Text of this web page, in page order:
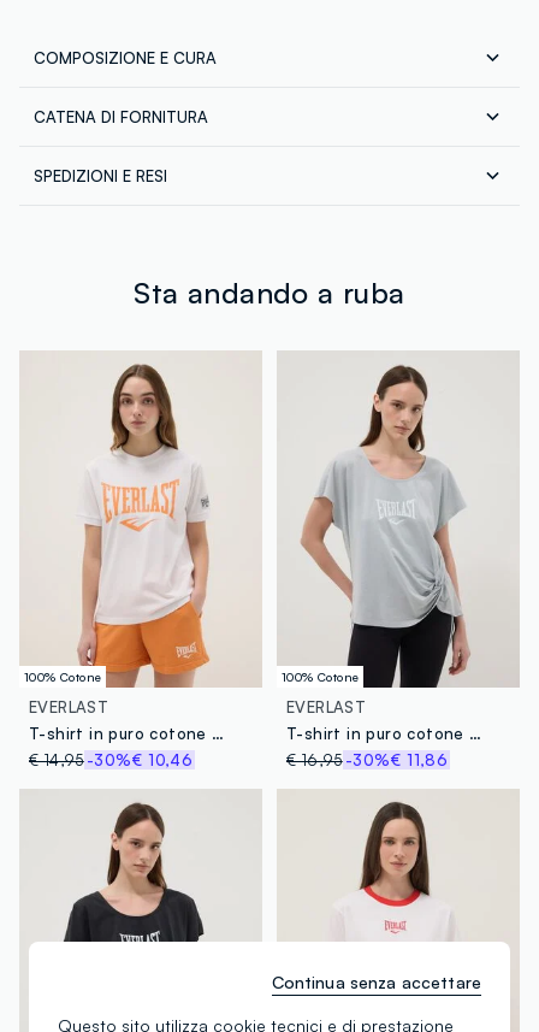
COMPOSIZIONE E CURA
Composizione: 100% COTONE
CATENA DI FORNITURA
JB LICENSES SRL
SPEDIZIONI E RESI
tuoi prodotti in negozio, il servizio è sempre gratuito.
Sta andando a ruba
100% Cotone
EVERLAST
T-shirt in puro cotone bianca regular fit con logo Everlast
€ 14,95-30%€ 10,46
100% Cotone
EVERLAST
T-shirt in puro cotone grigia regular fit con annodatura
€ 16,95 -30%€ 11,86
Questo sito utilizza cookie tecnici e di prestazione
Continua senza accettare